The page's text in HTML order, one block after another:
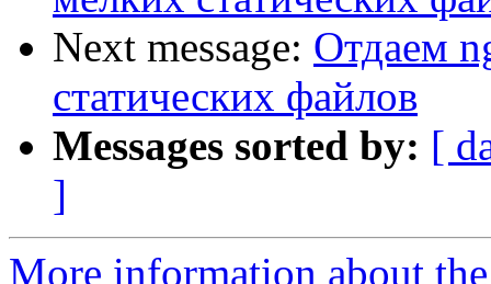
Next message: Отдаем
статических файлов
Messages sorted by: [
]
More information about